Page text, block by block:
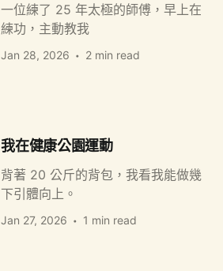
一位練了 25 年太極的師傅，早上在
練功，主動教我
Jan 28, 2026 2 min read
我在健康公園運動
背著 20 公斤的背包，我看我能做幾
下引體向上。
Jan 27, 2026 1 min read